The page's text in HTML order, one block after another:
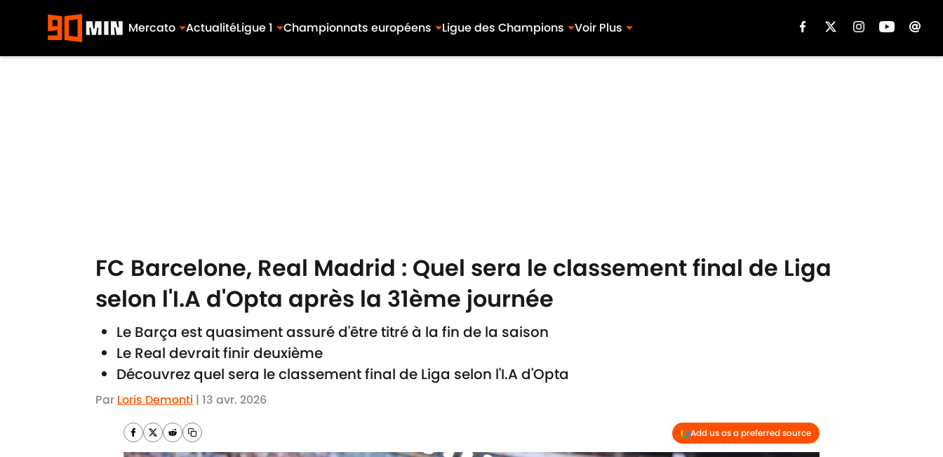
Mercato ActualitéLigue 1 Championnats européens Ligue des Champions Voir Plus
FC Barcelone, Real Madrid : Quel sera le classement final de Liga
selon l'I.A d'Opta après la 31ème journée
Le Barça est quasiment assuré d'être titré à la fin de la saison
Le Real devrait finir deuxième
Découvrez quel sera le classement final de Liga selon l'I.A d'Opta
Par Loris Demonti | 13 avr. 2026
Add us as a preferred source